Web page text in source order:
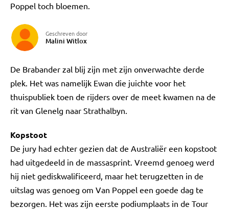
Poppel toch bloemen.
Geschreven door
Malini Witlox
De Brabander zal blij zijn met zijn onverwachte derde
plek. Het was namelijk Ewan die juichte voor het
thuispubliek toen de rijders over de meet kwamen na de
rit van Glenelg naar Strathalbyn.
Kopstoot
De jury had echter gezien dat de Australiër een kopstoot
had uitgedeeld in de massasprint. Vreemd genoeg werd
hij niet gediskwalificeerd, maar het terugzetten in de
uitslag was genoeg om Van Poppel een goede dag te
bezorgen. Het was zijn eerste podiumplaats in de Tour